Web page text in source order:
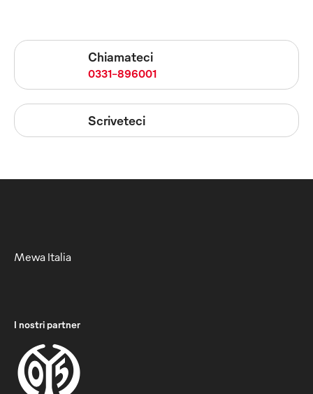
Chiamateci
0331-896001
Scriveteci
Mewa Italia
I nostri partner